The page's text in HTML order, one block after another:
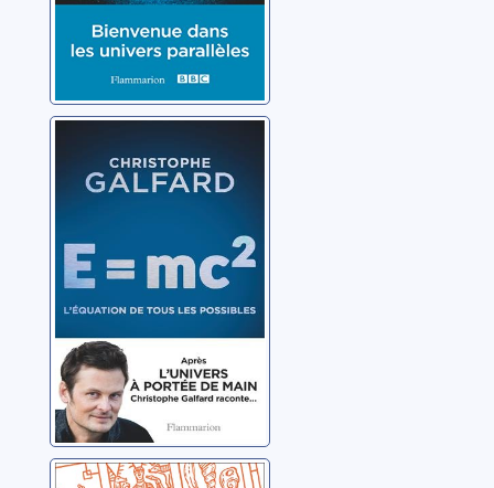
l'équation de
tous les
Galfard, Christophe
Trésors: les